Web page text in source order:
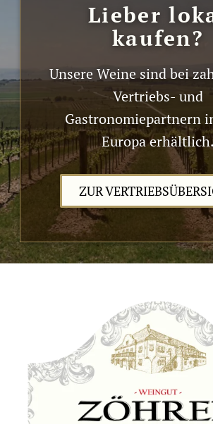
Lieber
kaufen?
Unsere Weine sind bei
Vertriebs- und
Gastronomiepartnern
Europa erhältlich.
ZUR